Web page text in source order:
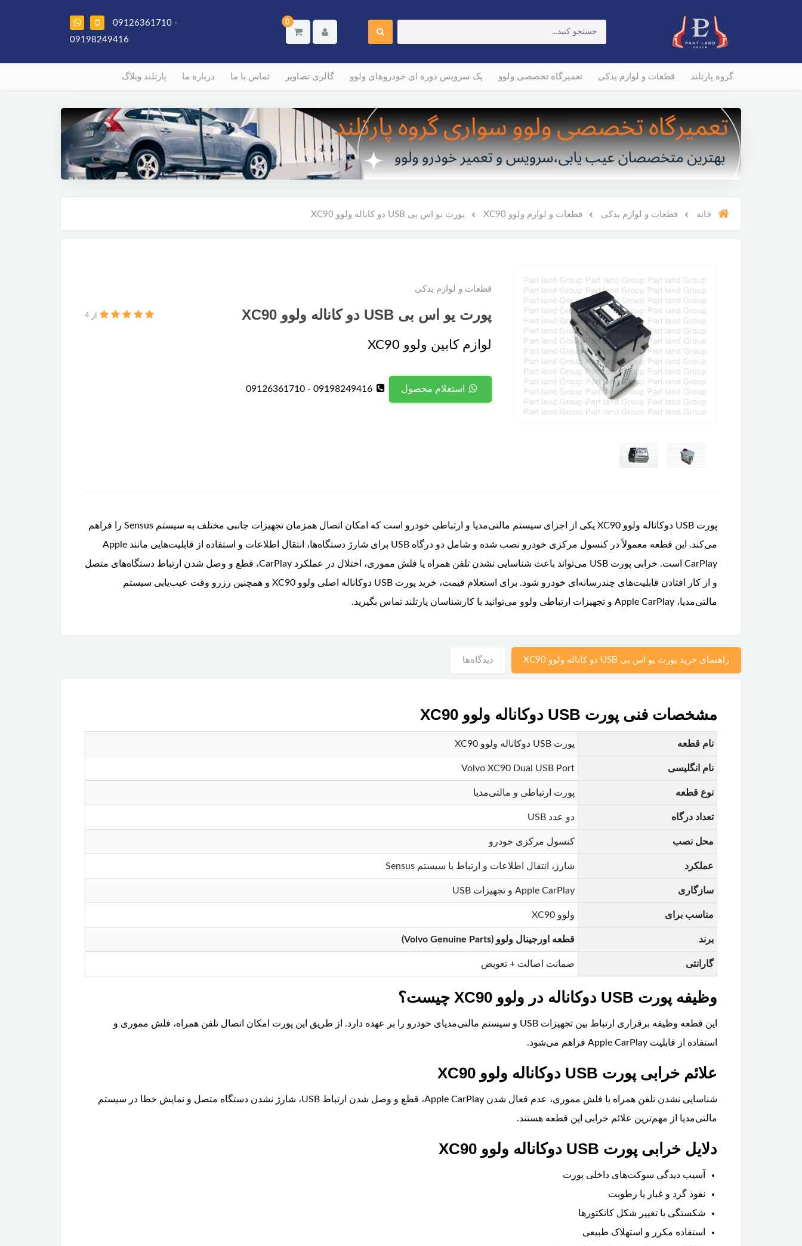
0
09126361710 -
09198249416
گروه پارتلند قطعات و لوازم یدکی تعمیرگاه تخصصی ولوو پک سرویس دوره ای خودروهای ولوو گالری تصاویر تماس با ما درباره ما پارتلند وبلاگ
خانه قطعات و لوازم یدکی قطعات و لوازم ولوو XC90 پورت یو اس بی USB دو کاناله ولوو XC90
قطعات و لوازم یدکی
پورت یو اس بی USB دو کاناله ولوو XC90 از 4
لوازم کابین ولوو XC90
استعلام محصول 09198249416 - 09126361710
پورت USB دوکاناله ولوو XC90 یکی از اجزای سیستم مالتی‌مدیا و ارتباطی خودرو است که امکان اتصال همزمان تجهیزات جانبی مختلف به سیستم Sensus را فراهم
می‌کند. این قطعه معمولاً در کنسول مرکزی خودرو نصب شده و شامل دو درگاه USB برای شارژ دستگاه‌ها، انتقال اطلاعات و استفاده از قابلیت‌هایی مانند Apple
CarPlay است. خرابی پورت USB می‌تواند باعث شناسایی نشدن تلفن همراه یا فلش مموری، اختلال در عملکرد CarPlay، قطع و وصل شدن ارتباط دستگاه‌های متصل
و از کار افتادن قابلیت‌های چندرسانه‌ای خودرو شود. برای استعلام قیمت، خرید پورت USB دوکاناله اصلی ولوو XC90 و همچنین رزرو وقت عیب‌یابی سیستم
مالتی‌مدیا، Apple CarPlay و تجهیزات ارتباطی ولوو می‌توانید با کارشناسان پارتلند تماس بگیرید.
راهنمای خرید پورت یو اس بی USB دو کاناله ولوو XC90 دیدگاه‌ها
مشخصات فنی پورت USB دوکاناله ولوو XC90
نام قطعه پورت USB دوکاناله ولوو XC90
نام انگلیسی Volvo XC90 Dual USB Port
نوع قطعه پورت ارتباطی و مالتی‌مدیا
تعداد درگاه دو عدد USB
محل نصب کنسول مرکزی خودرو
عملکرد شارژ، انتقال اطلاعات و ارتباط با سیستم Sensus
سازگاری Apple CarPlay و تجهیزات USB
مناسب برای ولوو XC90
برند قطعه اورجینال ولوو (Volvo Genuine Parts)
گارانتی ضمانت اصالت + تعویض
وظیفه پورت USB دوکاناله در ولوو XC90 چیست؟
این قطعه وظیفه برقراری ارتباط بین تجهیزات USB و سیستم مالتی‌مدیای خودرو را بر عهده دارد. از طریق این پورت امکان اتصال تلفن همراه، فلش مموری و
استفاده از قابلیت Apple CarPlay فراهم می‌شود.
علائم خرابی پورت USB دوکاناله ولوو XC90
شناسایی نشدن تلفن همراه یا فلش مموری، عدم فعال شدن Apple CarPlay، قطع و وصل شدن ارتباط USB، شارژ نشدن دستگاه متصل و نمایش خطا در سیستم
مالتی‌مدیا از مهم‌ترین علائم خرابی این قطعه هستند.
دلایل خرابی پورت USB دوکاناله ولوو XC90
آسیب دیدگی سوکت‌های داخلی پورت
نفوذ گرد و غبار یا رطوبت
شکستگی یا تغییر شکل کانکتورها
استفاده مکرر و استهلاک طبیعی